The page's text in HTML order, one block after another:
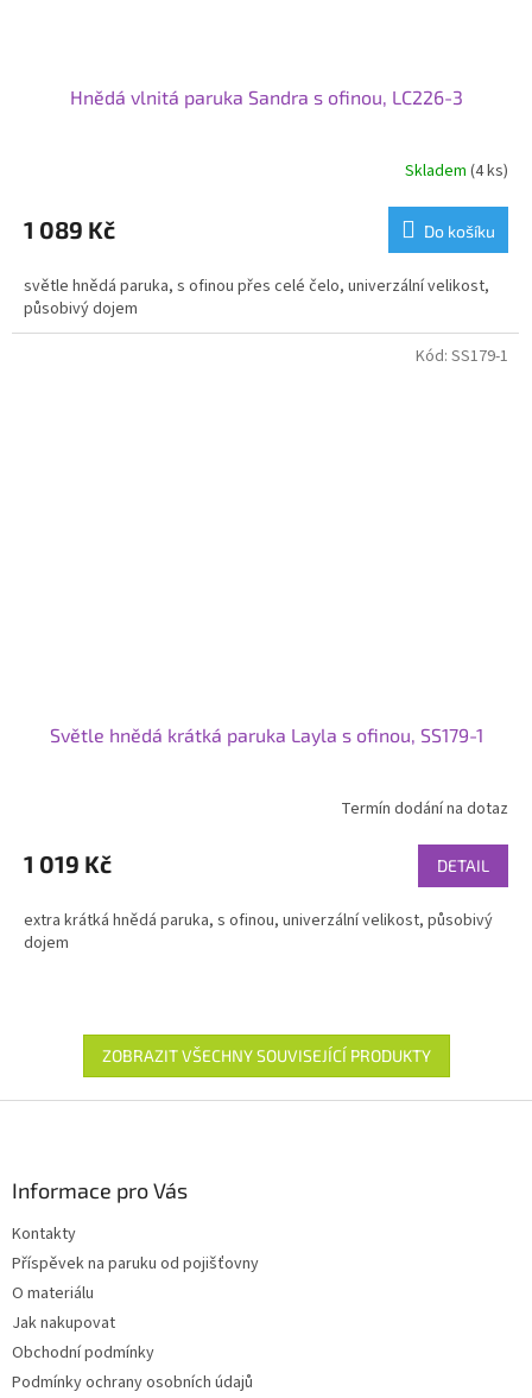
Hnědá vlnitá paruka Sandra s ofinou, LC226-3
Skladem (4 ks)
1 089 Kč Do košíku
světle hnědá paruka, s ofinou přes celé čelo, univerzální velikost,
působivý dojem
Světle hnědá krátká paruka Layla s ofinou, SS179-1
Termín dodání na dotaz
1 019 Kč DETAIL
extra krátká hnědá paruka, s ofinou, univerzální velikost, působivý
dojem
Kód: SS179-1
ZOBRAZIT VŠECHNY SOUVISEJÍCÍ PRODUKTY
Informace pro Vás
Kontakty
Příspěvek na paruku od pojišťovny
O materiálu
Jak nakupovat
Obchodní podmínky
Podmínky ochrany osobních údajů